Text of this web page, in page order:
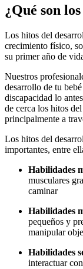
¿Qué son
Los hitos del
crecimiento físico,
su primer año de
Nuestros
desarrollo de tu
discapacidad lo
de cerca los hitos
principalmente a
Los hitos del
importantes, entre
Habilidades
musculares
caminar
Habilidades
pequeños y
manipular
Habilidades
interactuar